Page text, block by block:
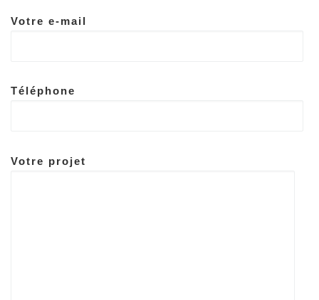
Votre e-mail
Téléphone
Votre projet